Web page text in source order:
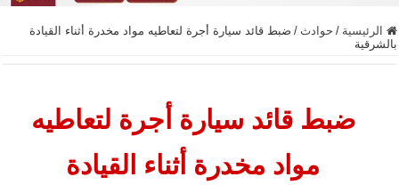
الرئيسية / حوادث / ضبط قائد سيارة أجرة لتعاطيه مواد مخدرة أثناء القيادة
بالشرقية
ضبط قائد سيارة أجرة لتعاطيه
مواد مخدرة أثناء القيادة